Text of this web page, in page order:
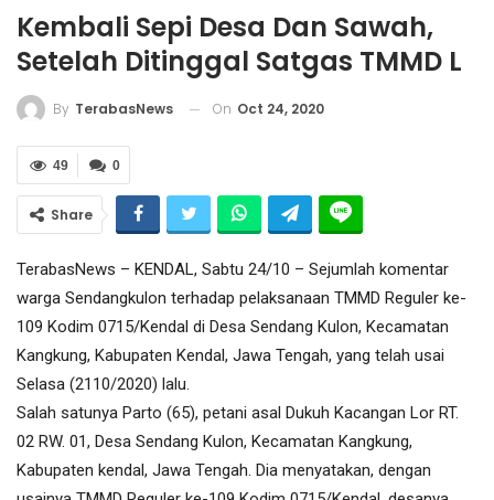
Kembali Sepi Desa Dan Sawah,
Setelah Ditinggal Satgas TMMD L
By TerabasNews On Oct 24, 2020
0
49
Share
TerabasNews – KENDAL, Sabtu 24/10 – Sejumlah komentar
warga Sendangkulon terhadap pelaksanaan TMMD Reguler ke-
109 Kodim 0715/Kendal di Desa Sendang Kulon, Kecamatan
Kangkung, Kabupaten Kendal, Jawa Tengah, yang telah usai
Selasa (2110/2020) lalu.
Salah satunya Parto (65), petani asal Dukuh Kacangan Lor RT.
02 RW. 01, Desa Sendang Kulon, Kecamatan Kangkung,
Kabupaten kendal, Jawa Tengah. Dia menyatakan, dengan